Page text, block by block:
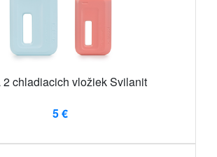
2 chladiacich vložiek Svilanit
5 €